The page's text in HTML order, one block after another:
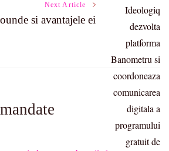
Next Article
si avantajele ei